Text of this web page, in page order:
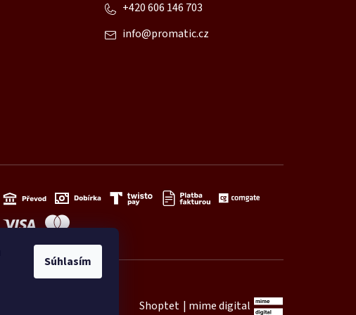
Súhlasím
info@promatic.cz
+420 606 146 703
Shoptet | mime digital